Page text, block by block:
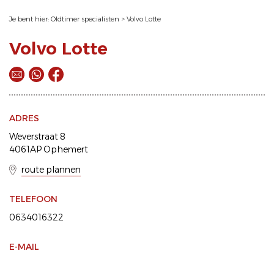
Je bent hier: Oldtimer specialisten > Volvo Lotte
Volvo Lotte
ADRES
Weverstraat 8
4061AP Ophemert
route plannen
TELEFOON
0634016322
E-MAIL